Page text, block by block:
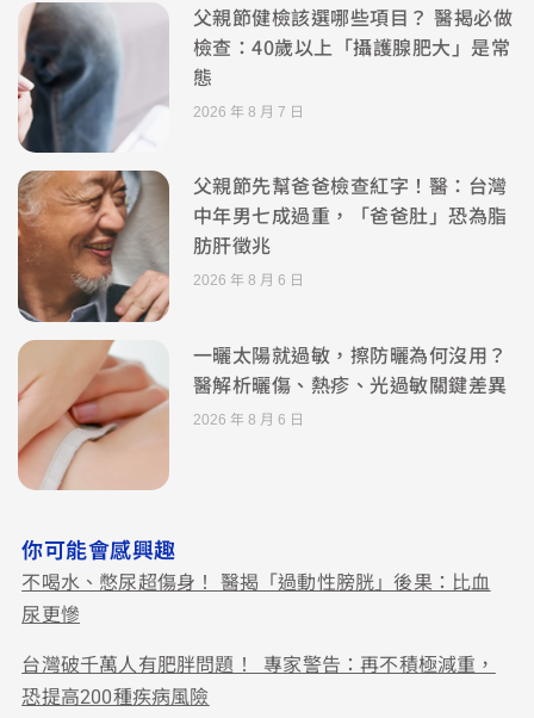
父親節健檢該選哪些項目？ 醫揭必做
檢查：40歲以上「攝護腺肥大」是常
態
2026 年 8 月 7 日
父親節先幫爸爸檢查紅字！醫：台灣
中年男七成過重，「爸爸肚」恐為脂
肪肝徵兆
2026 年 8 月 6 日
一曬太陽就過敏，擦防曬為何沒用？
醫解析曬傷、熱疹、光過敏關鍵差異
2026 年 8 月 6 日
你可能會感興趣
不喝水、憋尿超傷身！ 醫揭「過動性膀胱」後果：比血
尿更慘
台灣破千萬人有肥胖問題！ 專家警告：再不積極減重，
恐提高200種疾病風險